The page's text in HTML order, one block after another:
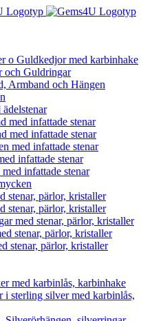
o Guldkedjor med karbinhake
och Guldringar
Armband och Hängen
med infattade stenar
med infattade stenar
med infattade stenar
infattade stenar
infattade stenar
stenar, pärlor, kristaller
stenar, pärlor, kristaller
med stenar, pärlor, kristaller
stenar, pärlor, kristaller
stenar, pärlor, kristaller
med karbinlås, karbinhake
i sterling silver med karbinlås,